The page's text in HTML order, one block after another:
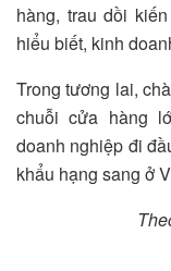
hàng, trau dồi
hiểu biết, kinh
Trong tương lai,
chuỗi cửa hàng
doanh nghiệp đi
khẩu hạng sang ở